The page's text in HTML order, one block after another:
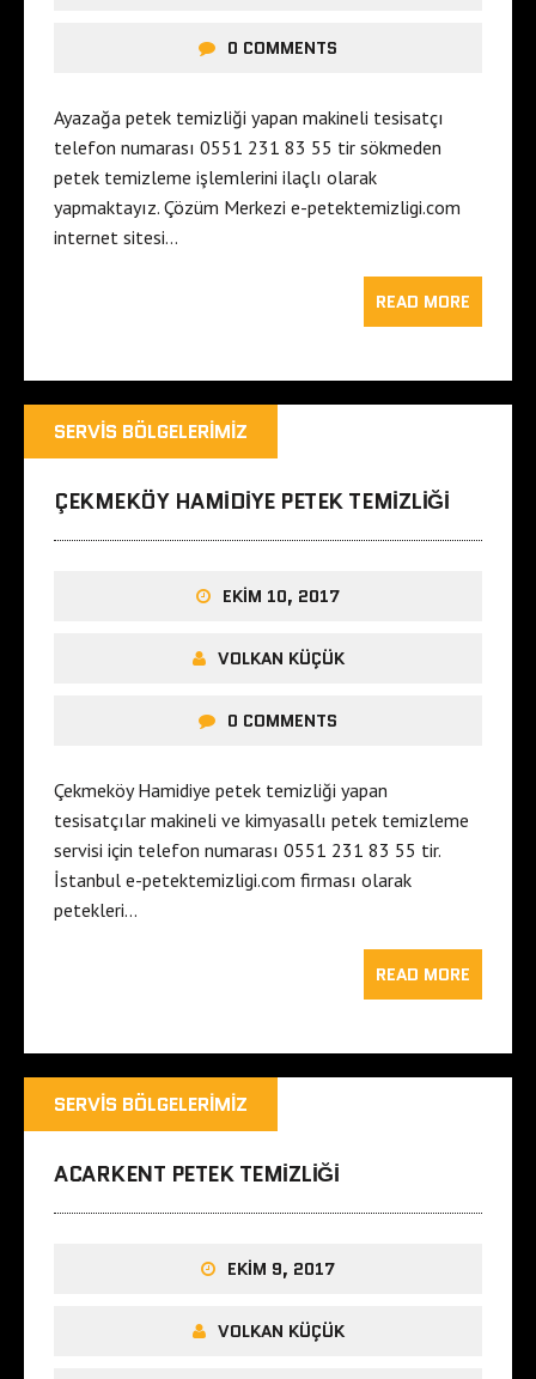
0 COMMENTS
Ayazağa petek temizliği yapan makineli tesisatçı
telefon numarası 0551 231 83 55 tir sökmeden
petek temizleme işlemlerini ilaçlı olarak
yapmaktayız. Çözüm Merkezi e-petektemizligi.com
internet sitesi…
READ MORE
SERVIS BÖLGELERIMIZ
ÇEKMEKÖY HAMIDIYE PETEK TEMIZLIĞI
EKIM 10, 2017
VOLKAN KÜÇÜK
0 COMMENTS
Çekmeköy Hamidiye petek temizliği yapan
tesisatçılar makineli ve kimyasallı petek temizleme
servisi için telefon numarası 0551 231 83 55 tir.
İstanbul e-petektemizligi.com firması olarak
petekleri…
READ MORE
SERVIS BÖLGELERIMIZ
ACARKENT PETEK TEMIZLIĞI
EKIM 9, 2017
VOLKAN KÜÇÜK